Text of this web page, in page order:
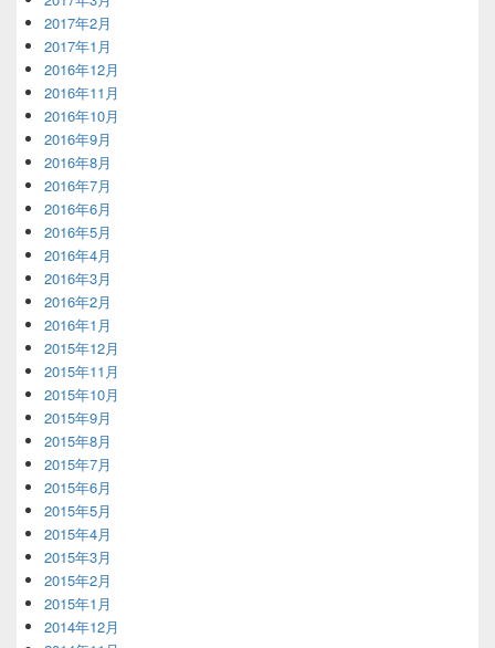
2017年2月
2017年1月
2016年12月
2016年11月
2016年10月
2016年9月
2016年8月
2016年7月
2016年6月
2016年5月
2016年4月
2016年3月
2016年2月
2016年1月
2015年12月
2015年11月
2015年10月
2015年9月
2015年8月
2015年7月
2015年6月
2015年5月
2015年4月
2015年3月
2015年2月
2015年1月
2014年12月